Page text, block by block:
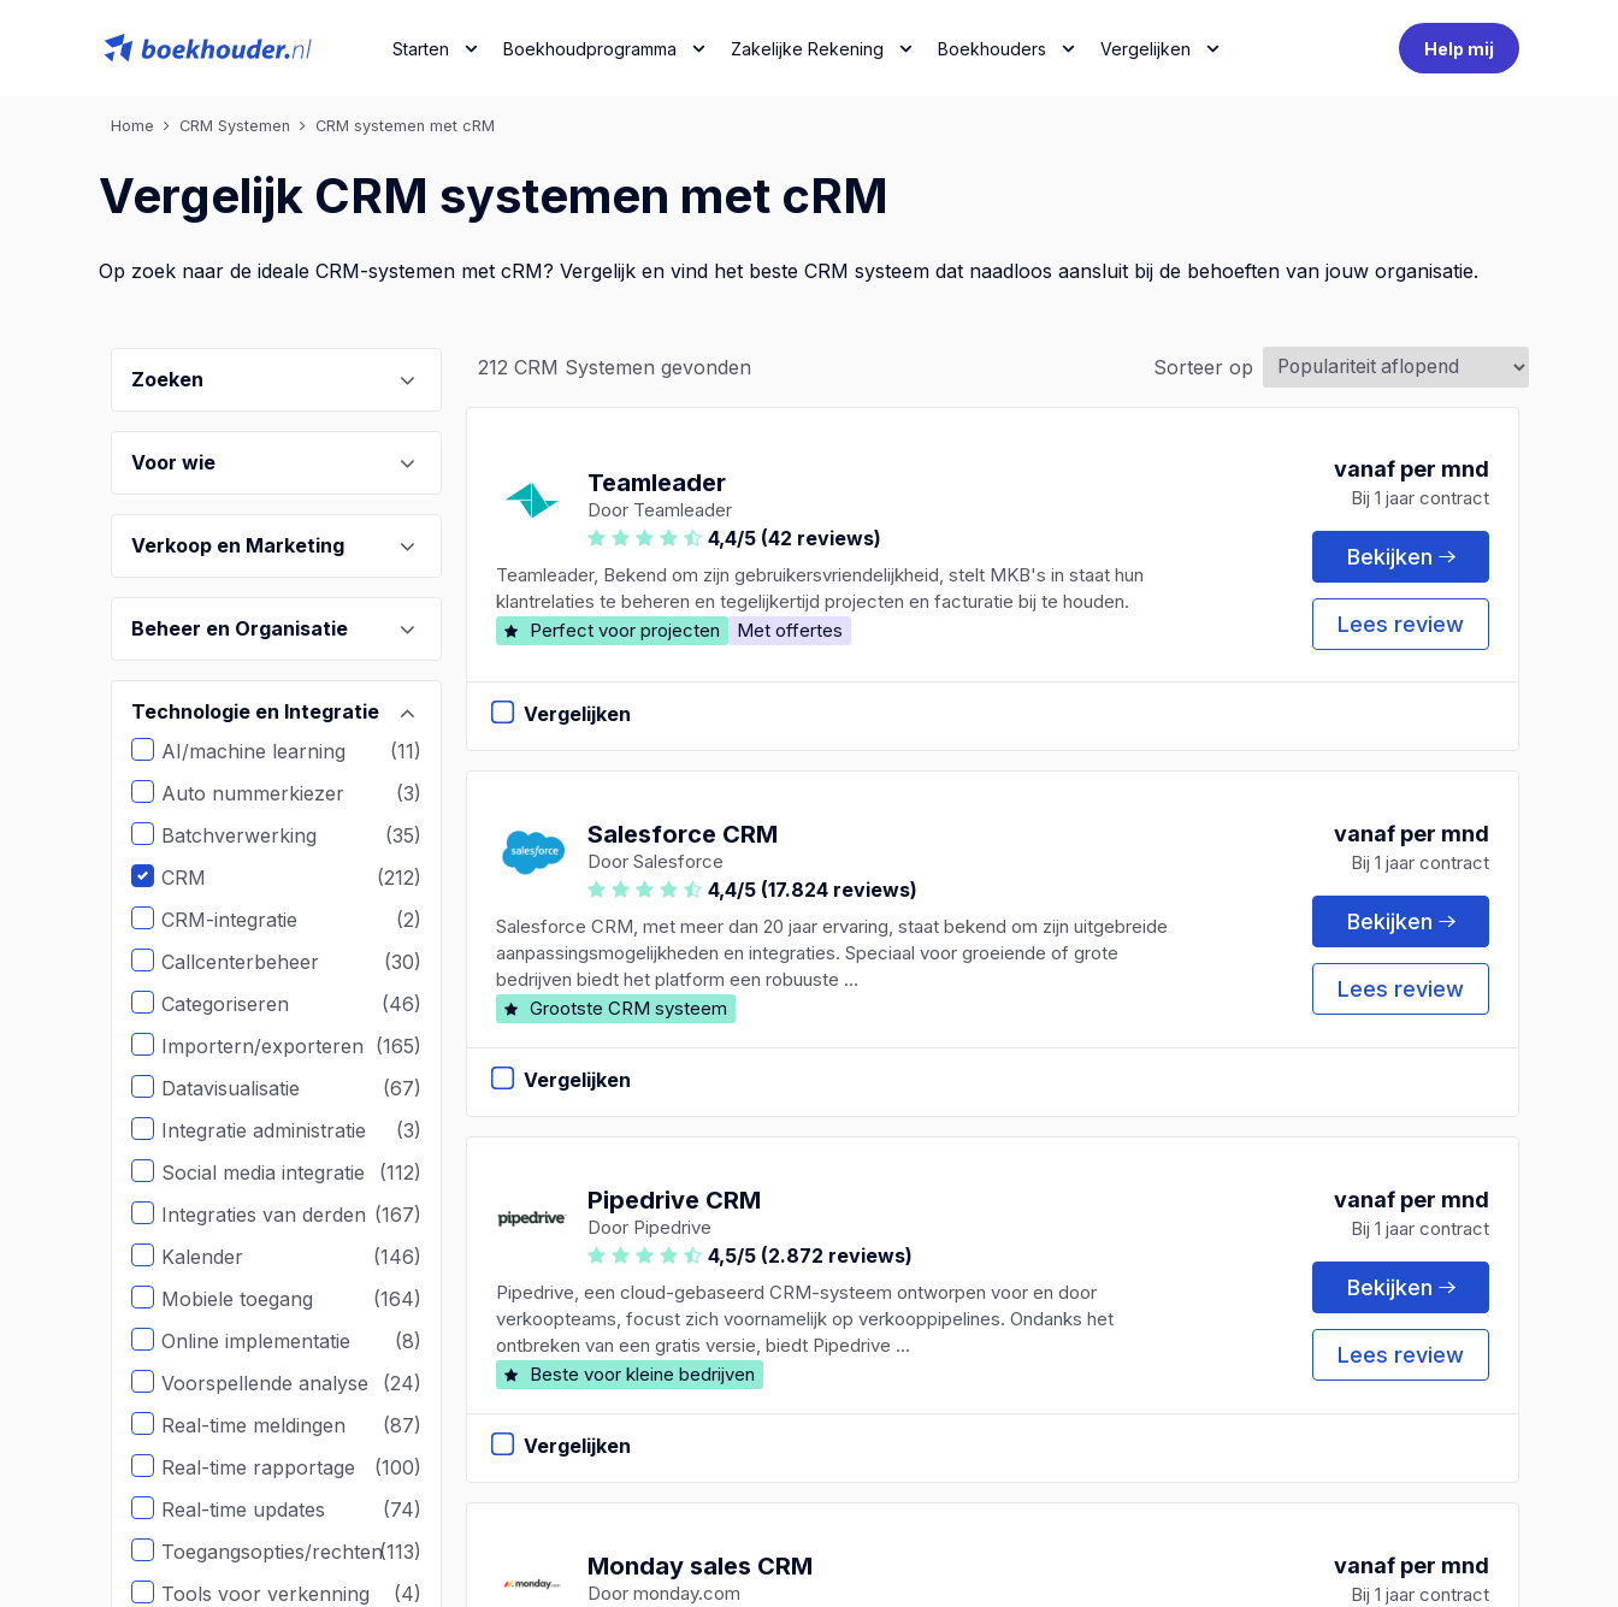
Starten Boekhoudprogramma Zakelijke Rekening Boekhouders Vergelijken Help mij
Home CRM Systemen CRM systemen met cRM
Vergelijk CRM systemen met cRM
Op zoek naar de ideale CRM-systemen met cRM? Vergelijk en vind het beste CRM systeem dat naadloos aansluit bij de behoeften van jouw organisatie.
Zoeken
Voor wie
Verkoop en Marketing
Beheer en Organisatie
Technologie en Integratie
AI/machine learning
(11)
Auto nummerkiezer
(3)
Batchverwerking
(35)
CRM
(212)
CRM-integratie
(2)
Callcenterbeheer
(30)
Categoriseren
(46)
Importern/exporteren (165)
Datavisualisatie
(67)
Integratie administratie
(3)
Social media integratie
(112)
Integraties van derden (167)
Kalender
(146)
Mobiele toegang
(164)
Online implementatie
(8)
Voorspellende analyse
(24)
Real-time meldingen
(87)
Real-time rapportage
(100)
Real-time updates
(74)
Toegangsopties/rechten(113)
Tools voor verkenning
(4)
212 CRM Systemen gevonden Sorteer op
Teamleader
Door Teamleader
4,4/5 (42 reviews)
Teamleader, Bekend om zijn gebruikersvriendelijkheid, stelt MKB's in staat hun
klantrelaties te beheren en tegelijkertijd projecten en facturatie bij te houden.
Perfect voor projecten
Met offertes
vanaf per mnd
Bij 1 jaar contract
Bekijken
Lees review
Vergelijken
Salesforce CRM
Door Salesforce
4,4/5 (17.824 reviews)
Salesforce CRM, met meer dan 20 jaar ervaring, staat bekend om zijn uitgebreide
aanpassingsmogelijkheden en integraties. Speciaal voor groeiende of grote
bedrijven biedt het platform een robuuste ...
Grootste CRM systeem
vanaf per mnd
Bij 1 jaar contract
Bekijken
Lees review
Vergelijken
Pipedrive CRM
Door Pipedrive
4,5/5 (2.872 reviews)
Pipedrive, een cloud-gebaseerd CRM-systeem ontworpen voor en door
verkoopteams, focust zich voornamelijk op verkooppipelines. Ondanks het
ontbreken van een gratis versie, biedt Pipedrive ...
Beste voor kleine bedrijven
vanaf per mnd
Bij 1 jaar contract
Bekijken
Lees review
Vergelijken
Monday sales CRM
Door monday.com
vanaf per mnd
Bij 1 jaar contract